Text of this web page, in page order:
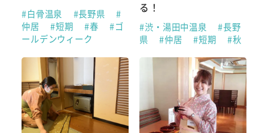
#白骨温泉 #長野県
#
仲居
#短期 #春
#ゴ
ールデンウィーク
る！
#渋・湯田中温泉
#長野
県
#仲居 #短期 #秋